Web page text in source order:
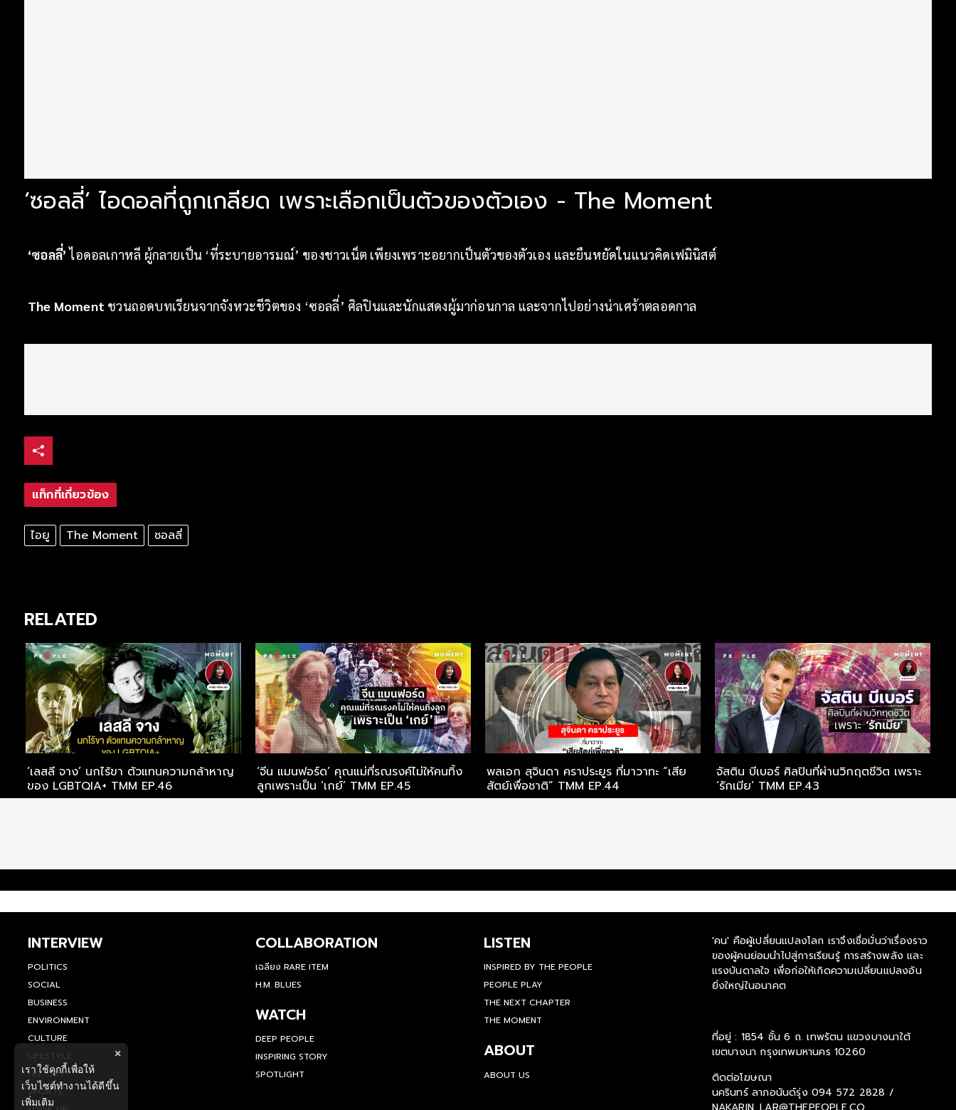
‘ซอลลี่’ ไอดอลที่ถูกเกลียด เพราะเลือกเป็นตัวของตัวเอง - The Moment
‘ซอลลี่’ไอดอลเกาหลี ผู้กลายเป็น ‘ที่ระบายอารมณ์’ ของชาวเน็ต เพียงเพราะอยากเป็นตัวของตัวเอง และยืนหยัดในแนวคิดเฟมินิสต์
The Moment ชวนถอดบทเรียนจากจังหวะชีวิตของ ‘ซอลลี่’ ศิลปินและนักแสดงผู้มาก่อนกาล และจากไปอย่างน่าเศร้าตลอดกาล
แท็กที่เกี่ยวข้อง
ไอยู The Moment ซอลลี่
RELATED
‘เลสลี จาง’ นกไร้ขา ตัวแทนความกล้าหาญ
ของ LGBTQIA+ TMM EP.46
‘จีน แมนฟอร์ด’ คุณแม่ที่รณรงค์ไม่ให้คนทิ้ง
ลูกเพราะเป็น ‘เกย์’ TMM EP.45
พลเอก สุจินดา คราประยูร ที่มาวาทะ “เสีย
สัตย์เพื่อชาติ” TMM EP.44
จัสติน บีเบอร์ ศิลปินที่ผ่านวิกฤตชีวิต เพราะ
‘รักเมีย’ TMM EP.43
INTERVIEW
POLITICS
SOCIAL
BUSINESS
ENVIRONMENT
CULTURE
LIFESTYLE
HISTORY
SPORTS
COLLABORATION
เฉลียง RARE ITEM
H.M. BLUES
WATCH
DEEP PEOPLE
INSPIRING STORY
SPOTLIGHT
LISTEN
INSPIRED BY THE PEOPLE
PEOPLE PLAY
THE NEXT CHAPTER
THE MOMENT
ABOUT
ABOUT US
'คน' คือผู้เปลี่ยนแปลงโลก เราจึงเชื่อมั่นว่าเรื่องราว
ของผู้คนย่อมนำไปสู่การเรียนรู้ การสร้างพลัง และ
แรงบันดาลใจ เพื่อก่อให้เกิดความเปลี่ยนแปลงอัน
ยิ่งใหญ่ในอนาคต
ที่อยู่ : 1854 ชั้น 6 ถ. เทพรัตน แขวงบางนาใต้
เขตบางนา กรุงเทพมหานคร 10260
ติดต่อโฆษณา
นครินทร์ ลาภอนันด์รุ่ง 094 572 2828 /
×
เราใช้คุกกี้เพื่อให้
เว็บไซต์ทำงานได้ดีขึ้น
เพิ่มเติม